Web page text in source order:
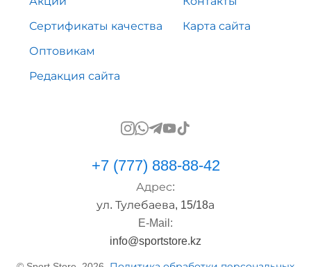
Сертификаты качества
Оптовикам
Редакция сайта
Карта сайта
+7 (777) 888-88-42
Адрес:
ул. Тулебаева, 15/18а
E-Mail:
info@sportstore.kz